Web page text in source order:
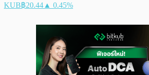
KUB฿20.44 ▲ 0.45%